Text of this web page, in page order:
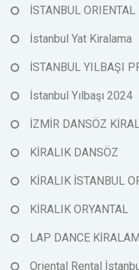
İSTANBUL ORIENTAL
İstanbul Yat Kiralama
İSTANBUL YILBAŞI
İstanbul Yılbaşı 2024
İZMİR DANSÖZ
KİRALIK DANSÖZ
KİRALIK İSTANBUL
KİRALIK ORYANTAL
LAP DANCE
Oriental Rental